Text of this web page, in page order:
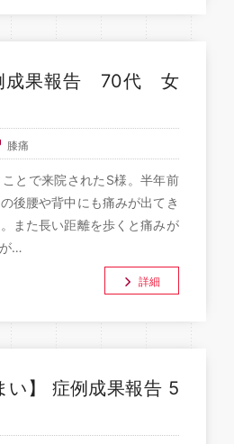
成果報告 70代 女
膝痛
とで来院されたS様。半年前
後腰や背中にも痛みが出てき
また長い距離を歩くと痛みが
…
詳細
い】 症例成果報告 5